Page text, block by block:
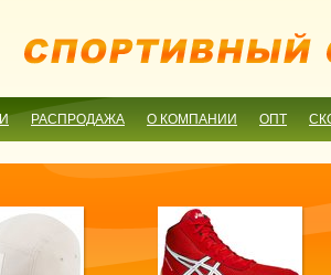
РАСПРОДАЖА О КОМПАНИИ ОПТ